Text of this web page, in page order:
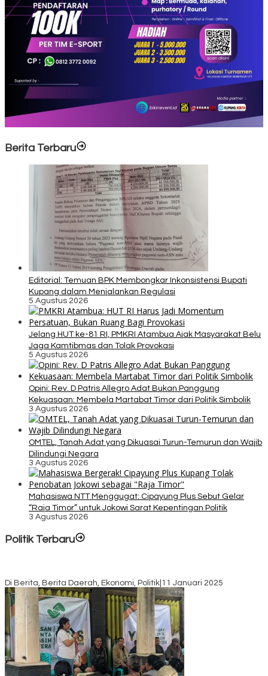
Berita Terbaru
Editorial: Temuan BPK Membongkar Inkonsistensi Bupati
Kupang dalam Menjalankan Regulasi
5 Agustus 2026
Jelang HUT ke-81 RI, PMKRI Atambua Ajak Masyarakat Belu
Jaga Kamtibmas dan Tolak Provokasi
5 Agustus 2026
Opini: Rev. D Patris Allegro Adat Bukan Panggung
Kekuasaan: Membela Martabat Timor dari Politik Simbolik
3 Agustus 2026
OMTEL, Tanah Adat yang Dikuasai Turun-Temurun dan Wajib
Dilindungi Negara
3 Agustus 2026
Mahasiswa NTT Menggugat: Cipayung Plus Sebut Gelar
“Raja Timor” untuk Jokowi Sarat Kepentingan Politik
3 Agustus 2026
Politik Terbaru
Di Berita, Berita Daerah, Ekonomi, Politik 11 Januari 2025